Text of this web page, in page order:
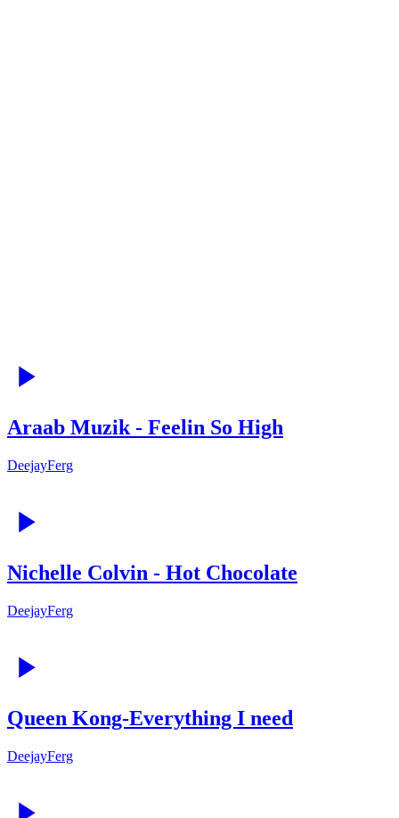
Araab Muzik - Feelin So High
DeejayFerg
Nichelle Colvin - Hot Chocolate
DeejayFerg
Queen Kong-Everything I need
DeejayFerg